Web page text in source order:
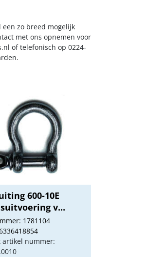
zo breed mogelijk
met ons opnemen voor
of telefonisch op 0224-
600-10E
v...
1781104
artikel nummer: